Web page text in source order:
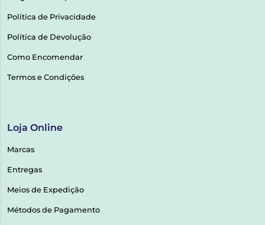
Política de Privacidade
Política de Devolução
Como Encomendar
Termos e Condições
Loja Online
Marcas
Entregas
Meios de Expedição
Métodos de Pagamento